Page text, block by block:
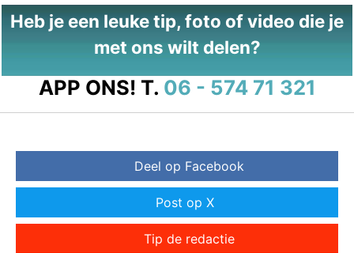
Heb je een leuke tip, foto of video die je
met ons wilt delen?
APP ONS! T. 06 - 574 71 321
Deel op Facebook
Post op X
Tip de redactie